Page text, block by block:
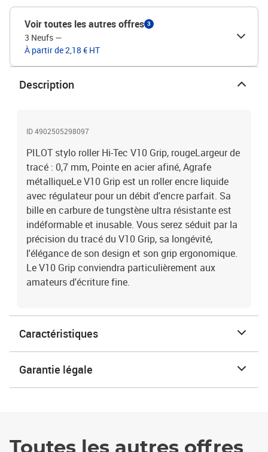
Voir toutes les autres offres 3
3 Neufs —
À partir de 2,18 € HT
Description
ID 4902505298097
PILOT stylo roller Hi-Tec V10 Grip, rougeLargeur de
tracé : 0,7 mm, Pointe en acier afiné, Agrafe
métalliqueLe V10 Grip est un roller encre liquide
avec régulateur pour un débit d'encre parfait. Sa
bille en carbure de tungstène ultra résistante est
indéformable et inusable. Vous serez séduit par la
précision du tracé du V10 Grip, sa longévité,
l'élégance de son design et son grip ergonomique.
Le V10 Grip conviendra particulièrement aux
amateurs d'écriture fine.
Caractéristiques
Garantie légale
Toutes les autres offres